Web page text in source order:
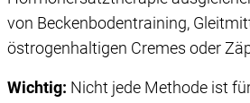
von Beckenbodentraining,
östrogenhaltigen Cremes oder
Wichtig: Nicht jede Methode ist